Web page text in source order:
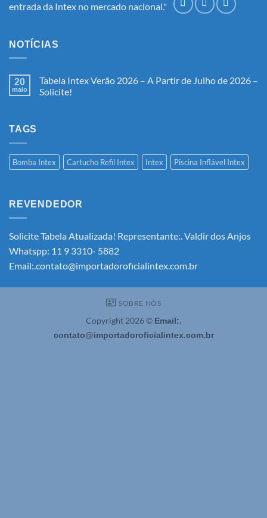
entrada da Intex no mercado nacional."
NOTÍCIAS
20
maio
Tabela Intex Verão 2026 – A Partir de Julho de 2026 –
Solicite!
–
A
2026
TAGS
Bomba Intex Cartucho Refil Intex Intex Piscina Inflável Intex
REVENDEDOR
Solicite Tabela Atualizada! Representante:. Valdir dos Anjos
Whatspp: 11 9 3310- 5882
Email:.contato@importadoroficialintex.com.br
SOBRE NÓS
Copyright 2026 © Email:.
contato@importadoroficialintex.com.br